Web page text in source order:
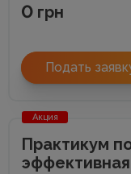
0 грн
Подать
Акция
Практикум